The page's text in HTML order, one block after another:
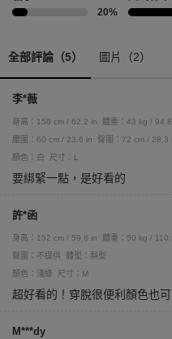
20%
全部評論（5） 圖片（2）
李*薇
身高：158 cm / 62.2 in 體重：43 kg /
腰圍：60 cm / 23.6 in
臀圍：72 cm / 28.3
顏色：白
尺寸：L
要綁緊一點，是好看的
許*函
身高：152 cm / 59.8 in 體重：50 kg /
臀圍：不提供
體型：梨型
顏色：淺綠
尺寸：M
超好看的！穿脫很便利顏色也可
M***dy